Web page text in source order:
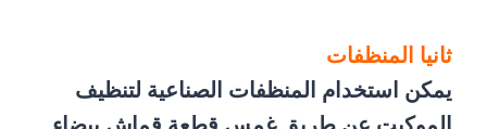
ثانيا المنظفات
يمكن استخدام المنظفات الصناعية لتنظيف